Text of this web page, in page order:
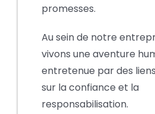
promesses.
Au sein de notre
vivons une aventure
entretenue par des
sur la confiance et la
responsabilisation.